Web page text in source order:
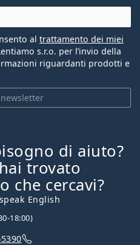
al trattamento dei miei
s.r.o. per l’invio della
riguardanti prodotti e
di aiuto?
trovato
che cercavi?
English
18:00)